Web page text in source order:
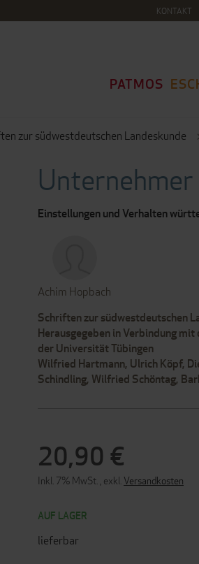
KONTAKT
PATMOS
zur südwestdeutschen Landeskunde
Einstellungen und Verhalten
Achim Hopbach
Schriften zur südwestdeutschen
Herausgegeben in Verbindung
der Universität Tübingen
Wilfried Hartmann, Ulrich Köpf,
Schindling, Wilfried Schöntag,
20,90 €
Inkl. 7% MwSt. , exkl. Versandkosten
AUF LAGER
lieferbar